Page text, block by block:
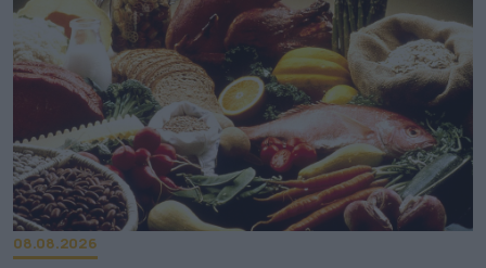
08.08.2026